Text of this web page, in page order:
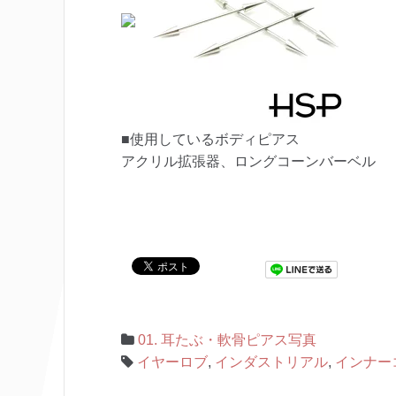
■使用しているボディピアス
アクリル拡張器、ロングコーンバーベル
01. 耳たぶ・軟骨ピアス写真
イヤーロブ, インダストリアル, インナー